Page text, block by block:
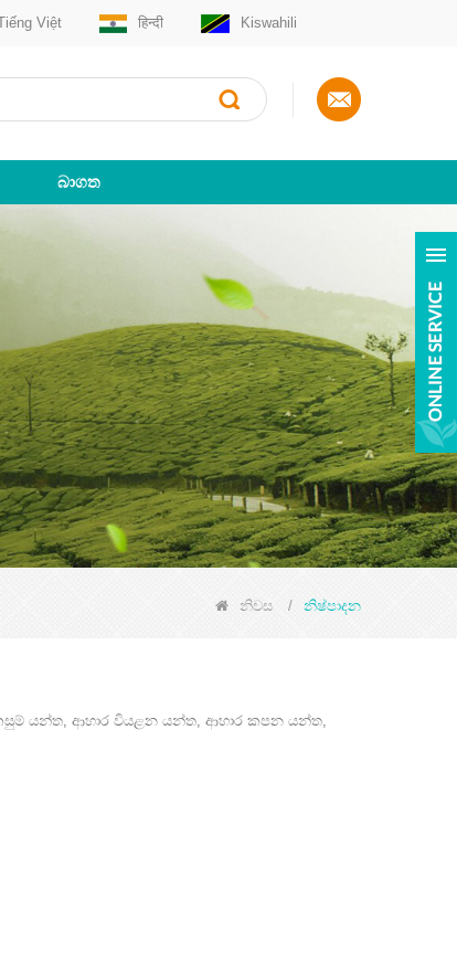
Việt हिन्दी Kiswahili
බාගත
නිවස / නිෂ්පාදන
සැකසුම් යන්ත, ආහාර වියළන යන්ත, ආහාර කපන යන්ත,